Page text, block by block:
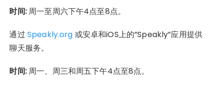
时间:周一至周六下午4点至8点。
通过 Speakly.org 或安卓和iOS上的”Speakly”应用提供
聊天服务。
时间:周一、周三和周五下午4点至8点。